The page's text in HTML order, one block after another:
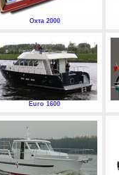
Охта 2000
Euro 1600